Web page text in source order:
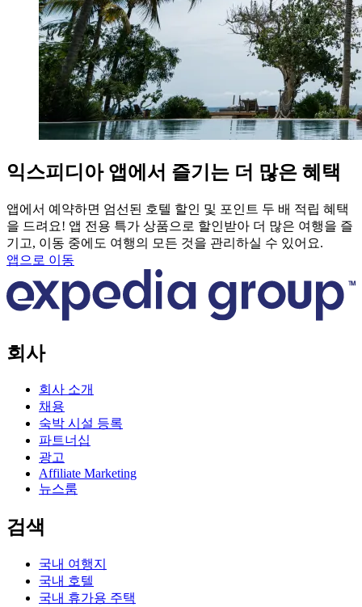
익스피디아 앱에서 즐기는 더 많은 혜택
앱에서 예약하면 엄선된 호텔 할인 및 포인트 두 배 적립 혜택
을 드려요! 앱 전용 특가 상품으로 할인받아 더 많은 여행을 즐
기고, 이동 중에도 여행의 모든 것을 관리하실 수 있어요.
앱으로 이동
회사
회사 소개
채용
숙박 시설 등록
파트너십
광고
Affiliate Marketing
뉴스룸
검색
국내 여행지
국내 호텔
국내 휴가용 주택